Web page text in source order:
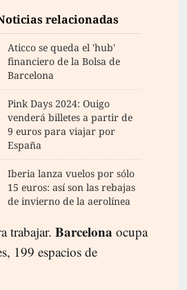
relacionadas
Aticco se queda el 'hub'
financiero de la Bolsa de
Barcelona
Pink Days 2024: Ouigo
venderá billetes a partir de
9 euros para viajar por
España
Iberia lanza vuelos por sólo
15 euros: así son las rebajas
de invierno de la aerolínea
trabajar. Barcelona ocupa
199 espacios de